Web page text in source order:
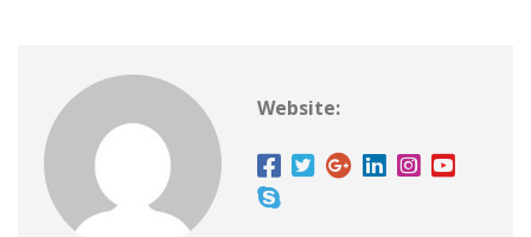
Website: